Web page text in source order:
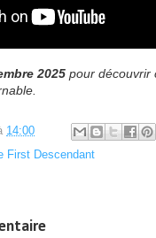
2025 pour découvrir
14:00
First Descendant